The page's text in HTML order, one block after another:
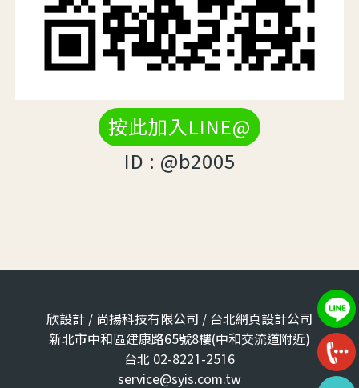
按此加入LINE@
ID : @b2005
欣設計 / 尚揚科技有限公司 / 台北網頁設計公司
新北市中和區建康路65號8樓(中和交流道附近)
台北 02-8221-2516
service@syis.com.tw